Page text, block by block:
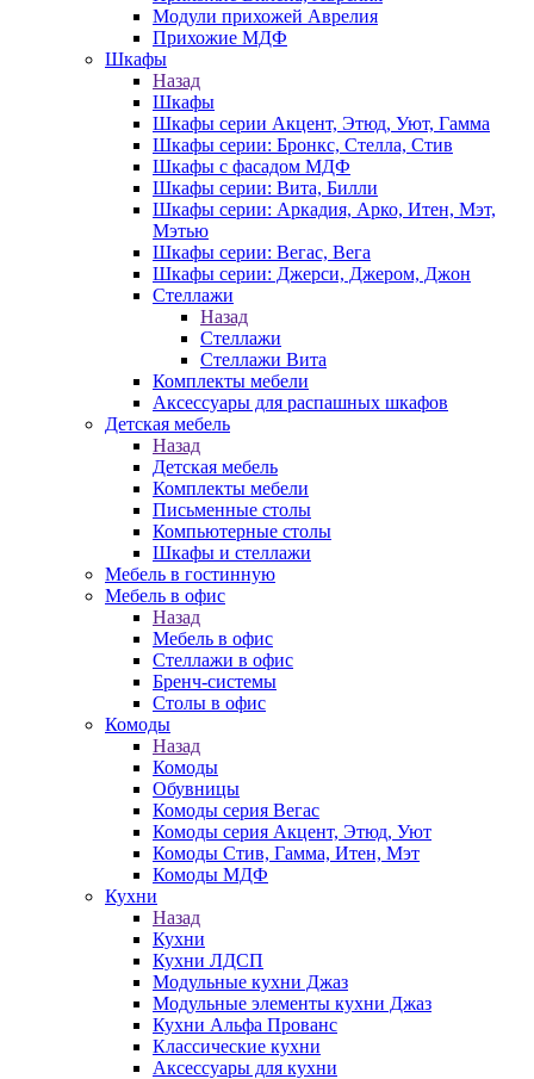
Модули прихожей Аврелия
Прихожие МДФ
Шкафы
Назад
Шкафы
Шкафы серии Акцент, Этюд, Уют, Гамма
Шкафы серии: Бронкс, Стелла, Стив
Шкафы с фасадом МДФ
Шкафы серии: Вита, Билли
Шкафы серии: Аркадия, Арко, Итен, Мэт,
Мэтью
Шкафы серии: Вегас, Вега
Шкафы серии: Джерси, Джером, Джон
Стеллажи
Назад
Стеллажи
Стеллажи Вита
Комплекты мебели
Аксессуары для распашных шкафов
Детская мебель
Назад
Детская мебель
Комплекты мебели
Письменные столы
Компьютерные столы
Шкафы и стеллажи
Мебель в гостинную
Мебель в офис
Назад
Мебель в офис
Стеллажи в офис
Бренч-системы
Столы в офис
Комоды
Назад
Комоды
Обувницы
Комоды серия Вегас
Комоды серия Акцент, Этюд, Уют
Комоды Стив, Гамма, Итен, Мэт
Комоды МДФ
Кухни
Назад
Кухни
Кухни ЛДСП
Модульные кухни Джаз
Модульные элементы кухни Джаз
Кухни Альфа Прованс
Классические кухни
Аксессуары для кухни